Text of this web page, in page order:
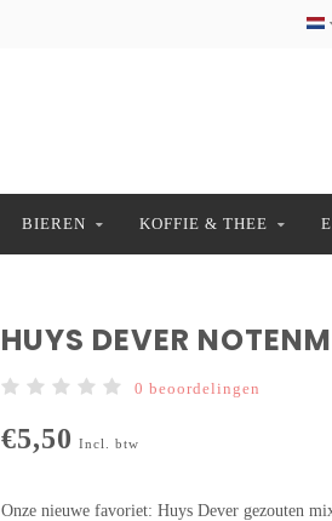
BIEREN KOFFIE & THEE
HUYS DEVER
0 beoordelingen
€5,50 Incl. btw
Onze nieuwe favoriet: Huys Dever gezouten